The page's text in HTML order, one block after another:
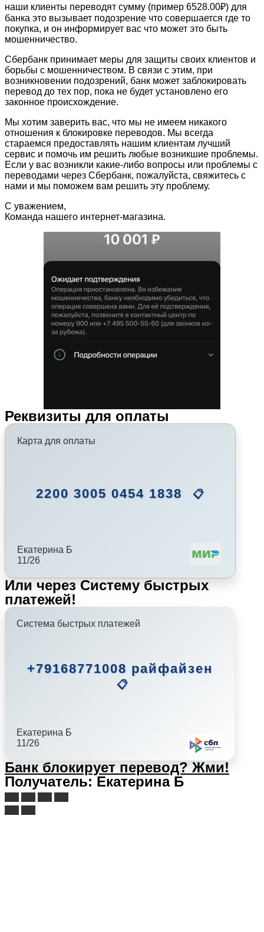
наши клиенты переводят сумму (пример 6528.00₽) для
банка это вызывает подозрение что совершается где то
покупка, и он информирует вас что может это быть
мошенничество.
Сбербанк принимает меры для защиты своих клиентов и
борьбы с мошенничеством. В связи с этим, при
возникновении подозрений, банк может заблокировать
перевод до тех пор, пока не будет установлено его
законное происхождение.
Мы хотим заверить вас, что мы не имеем никакого
отношения к блокировке переводов. Мы всегда
стараемся предоставлять нашим клиентам лучший
сервис и помочь им решить любые возникшие проблемы.
Если у вас возникли какие-либо вопросы или проблемы с
переводами через Сбербанк, пожалуйста, свяжитесь с
нами и мы поможем вам решить эту проблему.
С уважением,
Команда нашего интернет-магазина.
Реквизиты для оплаты
Карта для оплаты
2200 3005 0454 1838 📋
Екатерина Б
11/26
Или через Систему быстрых
платежей!
Система быстрых платежей
+79168771008 райфайзен
📋
Екатерина Б
11/26
Банк блокирует перевод? Жми!
Получатель: Екатерина Б